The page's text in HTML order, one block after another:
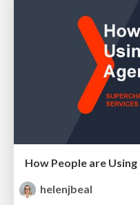
helenjbeal